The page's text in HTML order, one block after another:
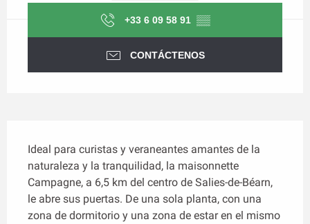
+33 6 09 58 91 ▒▒
CONTÁCTENOS
Ideal para curistas y veraneantes amantes de la
naturaleza y la tranquilidad, la maisonnette
Campagne, a 6,5 km del centro de Salies-de-Béarn,
le abre sus puertas. De una sola planta, con una
zona de dormitorio y una zona de estar en el mismo